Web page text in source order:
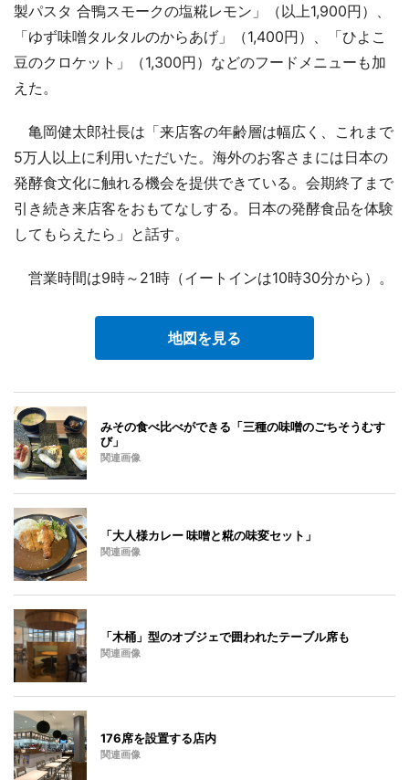
製パスタ 合鴨スモークの塩糀レモン」（以上1,900円）、
「ゆず味噌タルタルのからあげ」（1,400円）、「ひよこ
豆のクロケット」（1,300円）などのフードメニューも加
えた。
亀岡健太郎社長は「来店客の年齢層は幅広く、これまで
5万人以上に利用いただいた。海外のお客さまには日本の
発酵食文化に触れる機会を提供できている。会期終了まで
引き続き来店客をおもてなしする。日本の発酵食品を体験
してもらえたら」と話す。
営業時間は9時～21時（イートインは10時30分から）。
地図を見る
みその食べ比べができる「三種の味噌のごちそうむす
び」
関連画像
「大人様カレー 味噌と糀の味変セット」
関連画像
「木桶」型のオブジェで囲われたテーブル席も
関連画像
176席を設置する店内
関連画像